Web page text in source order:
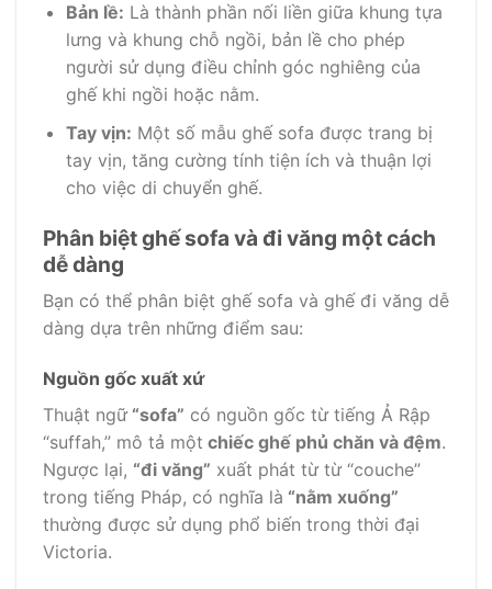
Bản lề: Là thành phần nối liền giữa khung tựa
lưng và khung chỗ ngồi, bản lề cho phép
người sử dụng điều chỉnh góc nghiêng của
ghế khi ngồi hoặc nằm.
Tay vịn: Một số mẫu ghế sofa được trang bị
tay vịn, tăng cường tính tiện ích và thuận lợi
cho việc di chuyển ghế.
Phân biệt ghế sofa và đi văng một cách
dễ dàng
Bạn có thể phân biệt ghế sofa và ghế đi văng dễ
dàng dựa trên những điểm sau:
Nguồn gốc xuất xứ
Thuật ngữ“sofa” có nguồn gốc từ tiếng Ả Rập
“suffah,” mô tả một chiếc ghế phủ chăn và đệm.
Ngược lại, “đi văng” xuất phát từ từ “couche”
trong tiếng Pháp, có nghĩa là “nằm xuống”
thường được sử dụng phổ biến trong thời đại
Victoria.